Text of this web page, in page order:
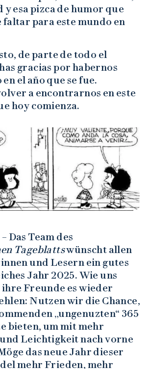
y esa pizca de humor que
faltar para este mundo en
de parte de todo el
gracias por habernos
el año que se fue.
a encontrarnos en este
hoy comienza.
– Das Team des
Tageblattswünscht allen
und Lesern ein gutes
Jahr 2025. Wie uns
Freunde es wieder
Nutzen wir die Chance,
„ungenuzten“ 365
bieten, um mit mehr
Leichtigkeit nach vorne
das neue Jahr dieser
mehr Frieden, mehr